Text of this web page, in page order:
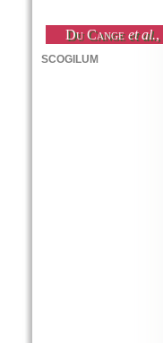
Du Cange et al.,